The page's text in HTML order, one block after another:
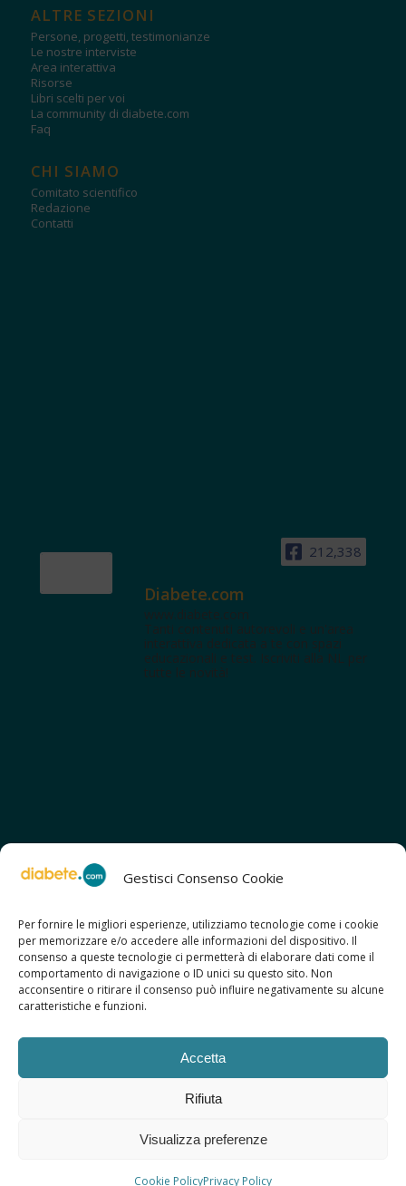
Gestisci Consenso Cookie
Per fornire le migliori esperienze, utilizziamo tecnologie come i cookie
per memorizzare e/o accedere alle informazioni del dispositivo. Il
consenso a queste tecnologie ci permetterà di elaborare dati come il
comportamento di navigazione o ID unici su questo sito. Non
acconsentire o ritirare il consenso può influire negativamente su alcune
caratteristiche e funzioni.
Accetta
Rifiuta
Visualizza preferenze
Cookie PolicyPrivacy Policy
ALTRE SEZIONI
Persone, progetti, testimonianze
Le nostre interviste
Area interattiva
Risorse
Libri scelti per voi
La community di diabete.com
Faq
CHI SIAMO
Comitato scientifico
Redazione
Contatti
212,338
Diabete.com
www.diabete.com
Tanti contenuti autorevoli e un'area
interattiva dedicata a te con spazi
educazionali e test. Iscriviti alla NL per
tutte le novità!
SCOPRI ANCHE:
> ilmiodiabete.com
> casadiabete.it
> digitaldiabetes.srl
> obesitalia.com
Copyright Credits